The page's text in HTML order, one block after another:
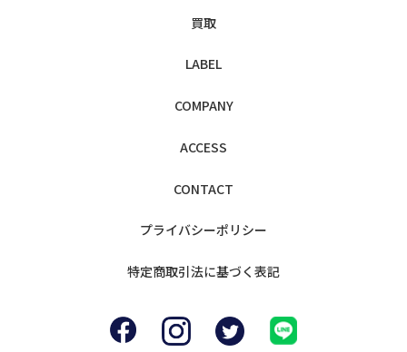
買取
LABEL
COMPANY
ACCESS
CONTACT
プライバシーポリシー
特定商取引法に基づく表記